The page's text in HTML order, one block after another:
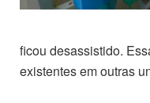
ficou desassistido.
existentes em outras